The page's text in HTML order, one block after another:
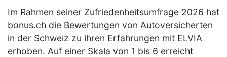
Im Rahmen seiner Zufriedenheitsumfrage 2026 hat
bonus.ch die Bewertungen von Autoversicherten
in der Schweiz zu ihren Erfahrungen mit ELVIA
erhoben. Auf einer Skala von 1 bis 6 erreicht